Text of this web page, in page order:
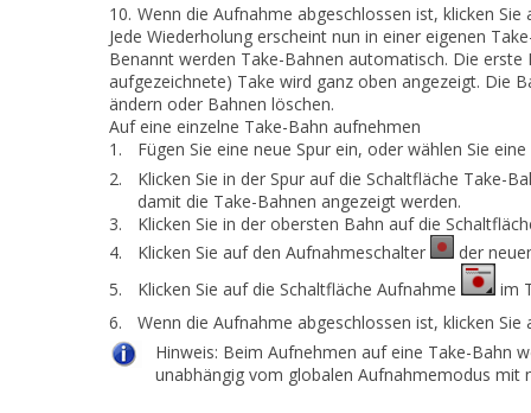
10. Wenn die Aufnahme abgeschlossen ist, klicken
Jede Wiederholung erscheint nun in einer eigenen
Benannt werden Take-Bahnen automatisch. Die erste
aufgezeichnete) Take wird ganz oben angezeigt. Die
ändern oder Bahnen löschen.
Auf eine einzelne Take-Bahn aufnehmen
1.
Fügen Sie eine neue Spur ein, oder wählen Sie
2.
Klicken Sie in der Spur auf die Schaltfläche Take-
damit die Take-Bahnen angezeigt werden.
3.
Klicken Sie in der obersten Bahn auf die
4.
Klicken Sie auf den Aufnahmeschalter
der
5.
Klicken Sie auf die Schaltfläche Aufnahme
im
6.
Wenn die Aufnahme abgeschlossen ist, klicken
Hinweis: Beim Aufnehmen auf eine Take-Bahn
unabhängig vom globalen Aufnahmemodus mit